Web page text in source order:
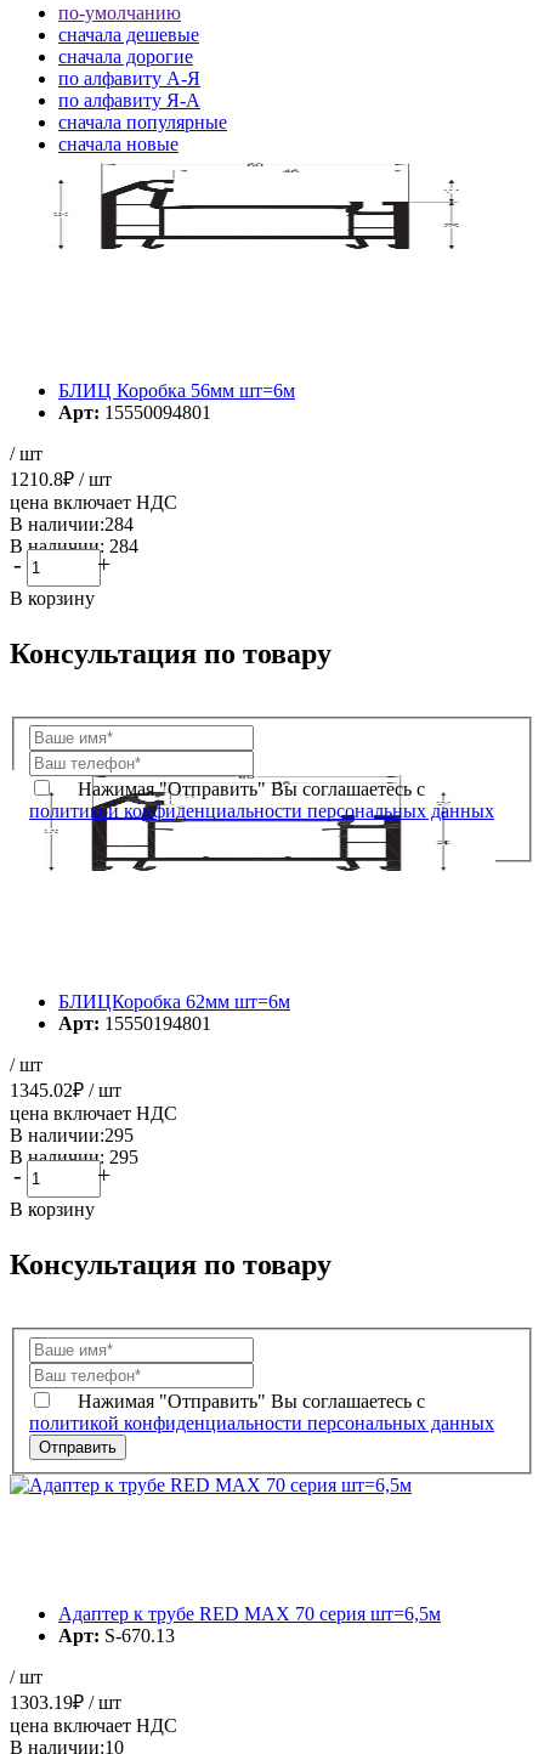
по-умолчанию
cначала дешевые
cначала дорогие
по алфавиту А-Я
по алфавиту Я-А
cначала популярные
cначала новые
cначала старые
Элементов на страницу
БЛИЦ Коробка 56мм шт=6м
Арт: 15550094801
/ шт
1210.8₽ / шт
цена включает НДС
В наличии:284
В наличии: 284
- +
В корзину
Консультация по товару
Нажимая "Отправить" Вы соглашаетесь с
политикой конфиденциальности персональных данных
БЛИЦКоробка 62мм шт=6м
Арт: 15550194801
/ шт
1345.02₽ / шт
цена включает НДС
В наличии:295
В наличии: 295
- +
В корзину
Консультация по товару
Нажимая "Отправить" Вы соглашаетесь с
политикой конфиденциальности персональных данных
Адаптер к трубе RED MAX 70 серия шт=6,5м
Арт: S-670.13
/ шт
1303.19₽ / шт
цена включает НДС
В наличии:10